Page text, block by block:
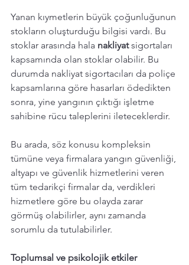
Yanan kıymetlerin büyük çoğunluğunun
stokların oluşturduğu bilgisi vardı. Bu
stoklar arasında hala nakliyat sigortaları
kapsamında olan stoklar olabilir. Bu
durumda nakliyat sigortacıları da poliçe
kapsamlarına göre hasarları ödedikten
sonra, yine yangının çıktığı işletme
sahibine rücu taleplerini ileteceklerdir.
Bu arada, söz konusu kompleksin
tümüne veya firmalara yangın güvenliği,
altyapı ve güvenlik hizmetlerini veren
tüm tedarikçi firmalar da, verdikleri
hizmetlere göre bu olayda zarar
görmüş olabilirler, aynı zamanda
sorumlu da tutulabilirler.
Toplumsal ve psikolojik etkiler